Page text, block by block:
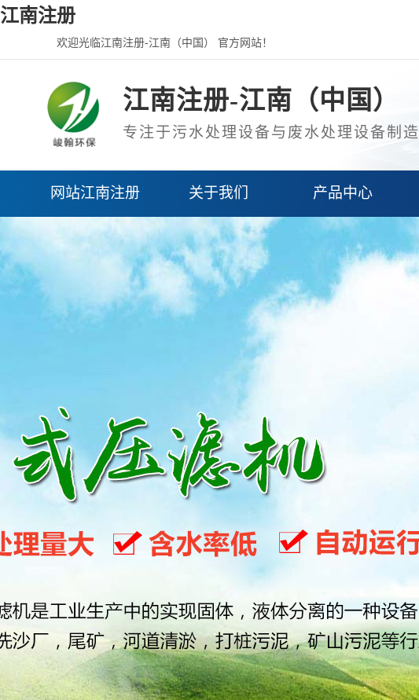
江南注册
欢迎光临江南注册-江南（中国） 官方网站！
江南注册-江南（中国）
专注于污水处理设备与废水处理设备制造
网站江南注册 关于我们 产品中心